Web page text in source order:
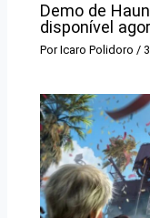
Demo de
disponível
PorIcaro Polidoro /